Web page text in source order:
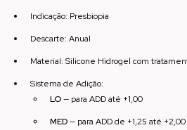
Indicação: Presbiopia
Descarte: Anual
Material: Silicone Hidrogel com
Sistema de Adição:
LO— para ADD até +1,00
MED— para ADD de +1,25 até +2,00